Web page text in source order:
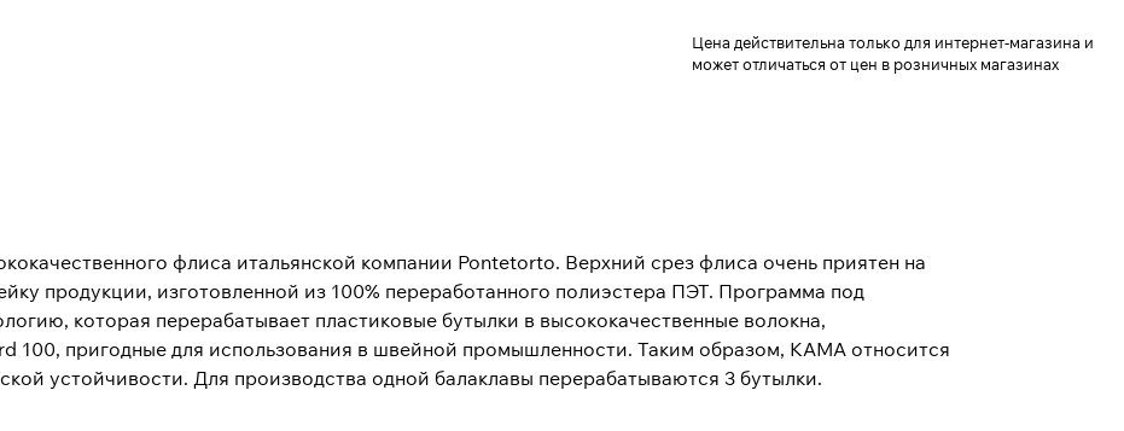
Цена действительна только для интернет-магазина и
может отличаться от цен в розничных магазинах
флиса итальянской компании Pontetorto. Верхний срез флиса очень приятен на
продукции, изготовленной из 100% переработанного полиэстера ПЭТ. Программа под
которая перерабатывает пластиковые бутылки в высококачественные волокна,
100, пригодные для использования в швейной промышленности. Таким образом, KAMA относится
устойчивости. Для производства одной балаклавы перерабатываются 3 бутылки.